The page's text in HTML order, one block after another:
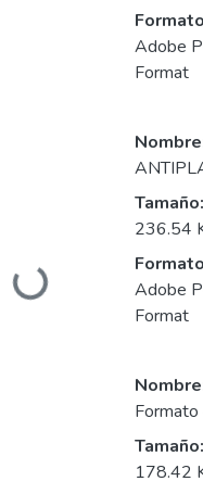
Adobe
Format
Cargando...
Tamaño:
236.54
Adobe
Format
Formato
Tamaño:
178.42